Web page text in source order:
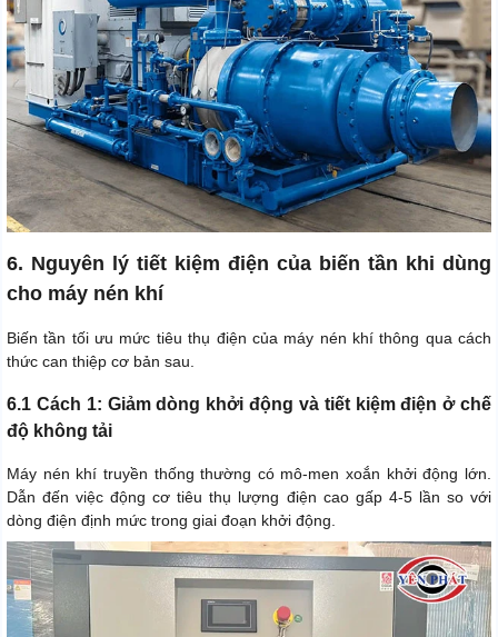
6. Nguyên lý tiết kiệm điện của biến tần khi dùng
cho máy nén khí
Biến tần tối ưu mức tiêu thụ điện của máy nén khí thông qua cách
thức can thiệp cơ bản sau.
6.1 Cách 1: Giảm dòng khởi động và tiết kiệm điện ở chế
độ không tải
Máy nén khí truyền thống thường có mô-men xoắn khởi động lớn.
Dẫn đến việc động cơ tiêu thụ lượng điện cao gấp 4-5 lần so với
dòng điện định mức trong giai đoạn khởi động.